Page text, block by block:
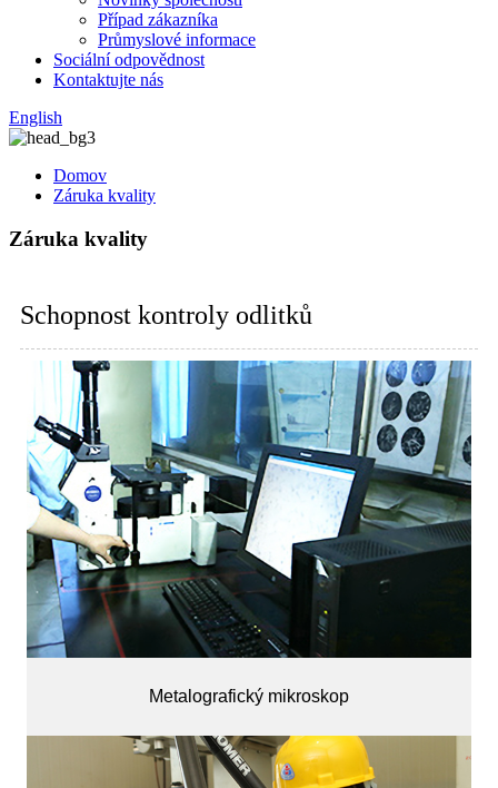
Případ zákazníka
Průmyslové informace
Sociální odpovědnost
Kontaktujte nás
English
Domov
Záruka kvality
Záruka kvality
Schopnost kontroly odlitků
Metalografický mikroskop